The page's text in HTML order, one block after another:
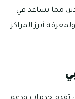
مما يساعد في
أبرز المراكز